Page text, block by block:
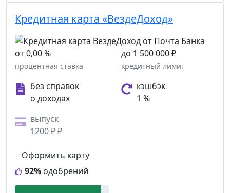
Кредитная карта «ВездеДоход»
от 0,00 %
процентная ставка
до 1 500 000 ₽
кредитный лимит
без справок
о доходах
кэшбэк
1 %
выпуск
1200 ₽ ₽
92% одобрений
Оформить карту